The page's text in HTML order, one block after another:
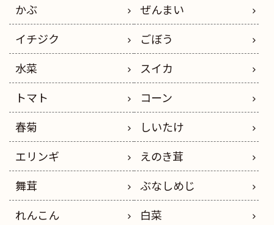
かぶ
ぜんまい
イチジク
ごぼう
水菜
スイカ
トマト
コーン
春菊
しいたけ
エリンギ
えのき茸
舞茸
ぶなしめじ
れんこん
白菜